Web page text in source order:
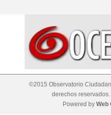
©2015 Observatorio
derechos reservados.
Powered by Web